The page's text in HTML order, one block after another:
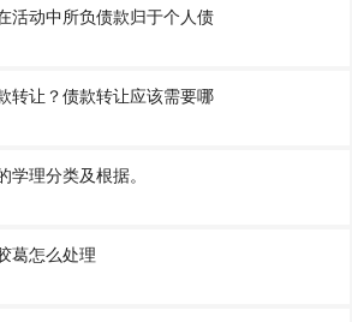
活动中所负债款归于个人债
转让？债款转让应该需要哪
学理分类及根据。
葛怎么处理